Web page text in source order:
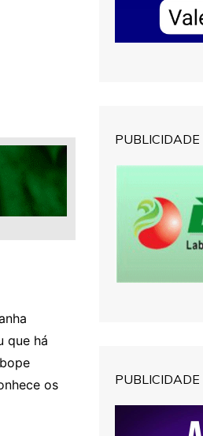
que há
os
PUBLICIDADE
PUBLICIDADE